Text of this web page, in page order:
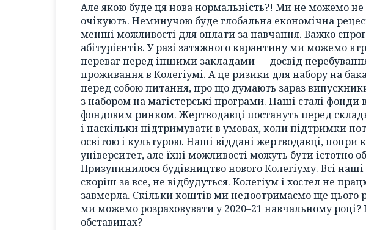
Але якою буде ця нова нормальність?! Ми не можемо не
очікують. Неминучою буде глобальна економічна
менші можливості для оплати за навчання. Важко
абітурієнтів. У разі затяжного карантину ми можемо
переваг перед іншими закладами — досвід
проживання в Колегіумі. А це ризики для набору на
перед собою питання, про що думають зараз
з набором на магістерські програми. Наші сталі фонди
фондовим ринком. Жертводавці постануть перед
і наскільки підтримувати в умовах, коли підтримки
освітою і культурою. Наші віддані жертводавці,
університет, але їхні можливості можуть бути істотно
Призупинилося будівництво нового Колегіуму. Всі
скоріш за все, не відбудуться. Колегіум і хостел не
завмерла. Скільки коштів ми недоотримаємо ще цього
ми можемо розраховувати у 2020–21 навчальному
обставинах?